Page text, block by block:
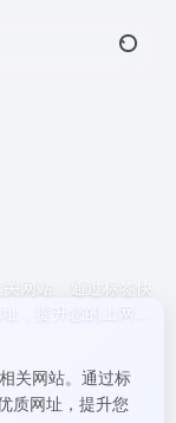
网站。通过标签快
，提升您的上网效
关网站。通过标
质网址，提升您